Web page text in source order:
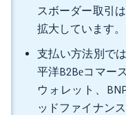
スボーダー取引
拡大しています。
支払い方法別で
平洋B2Bеコマー
ウォレット、
ッドファイナン